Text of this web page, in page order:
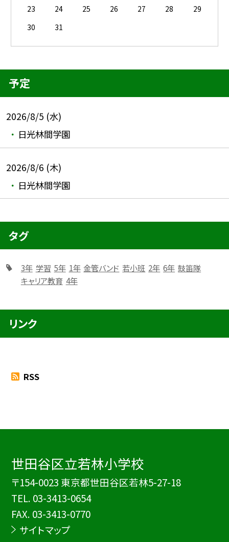
23
24 25 26 27 28
29
30
31
予定
2026/8/5 (水)
日光林間学園
2026/8/6 (木)
日光林間学園
タグ
3年 学習 5年 1年 金管バンド 若小班 2年 6年 鼓笛隊
キャリア教育 4年
リンク
RSS
世田谷区立若林小学校
〒154-0023 東京都世田谷区若林5-27-18
TEL. 03-3413-0654
FAX. 03-3413-0770
サイトマップ